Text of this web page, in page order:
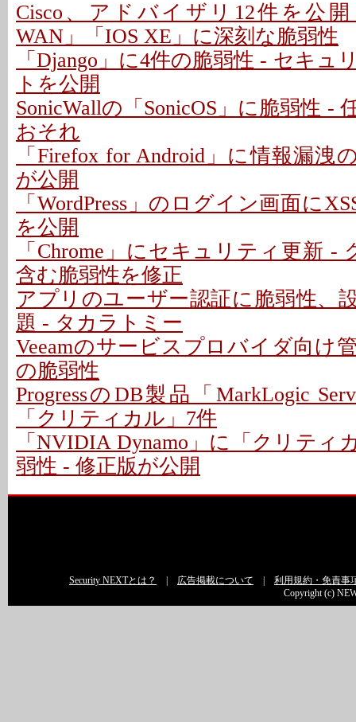
Cisco、アドバイザリ12件を公開
WAN」「IOS XE」に深刻な脆弱性
「Django」に4件の脆弱性 - セキュ
トを公開
SonicWallの「SonicOS」に脆弱性 -
おそれ
「Firefox for Android」に情報漏洩
が公開
「WordPress」のログイン画面に
を公開
「Chrome」にセキュリティ更新 -
含む脆弱性を修正
アプリのユーザー認証に脆弱性、
題 - タカラトミー
Veeamのサービスプロバイダ向け
の脆弱性
ProgressのDB製品「MarkLogic
「クリティカル」7件
「NVIDIA Dynamo」に「クリティ
弱性 - 修正版が公開
Security NEXTとは？ 広告掲載について
利用規約・免責事
Copyright (c)